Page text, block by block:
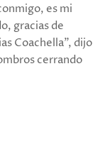
es mi
gracias de
Coachella”, dijo
cerrando